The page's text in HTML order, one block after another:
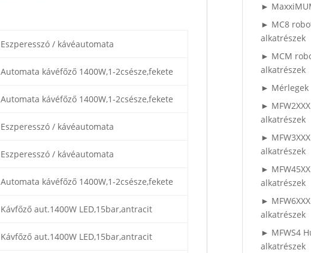
Eszperesszó / kávéautomata
Automata kávéfőző 1400W,1-2csésze,fekete
Automata kávéfőző 1400W,1-2csésze,fekete
Eszperesszó / kávéautomata
Eszperesszó / kávéautomata
Automata kávéfőző 1400W,1-2csésze,fekete
Kávfőző aut.1400W LED,15bar,antracit
Kávfőző aut.1400W LED,15bar,antracit
►
► MC8
alkatrészek
► MCM
alkatrészek
► Mérlegek
►
alkatrészek
►
alkatrészek
►
alkatrészek
►
alkatrészek
► MFWS4
alkatrészek